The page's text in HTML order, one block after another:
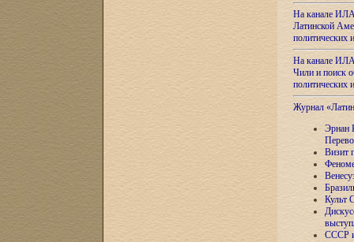
На канале
Латинской
На канале
Чили и поиск
Журнал
Эрнан
Визит
Культ
СССР и